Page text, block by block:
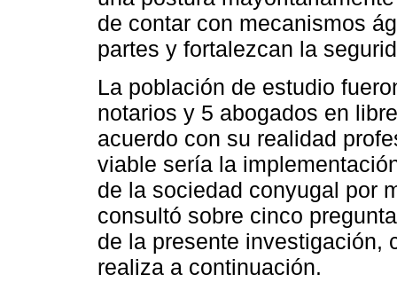
de contar con mecanismos
partes y fortalezcan la
La población de estudio
notarios y 5 abogados en
acuerdo con su realidad
viable sería la
de la sociedad conyugal por
consultó sobre cinco
de la presente investigación,
realiza a continuación.